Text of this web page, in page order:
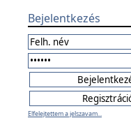
Bejelentkezés
Elfelejtettem a jelszavam...